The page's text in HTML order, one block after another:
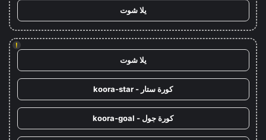
يلا شوت
!
يلا شوت
كورة ستار - koora-star
كورة جول - koora-goal